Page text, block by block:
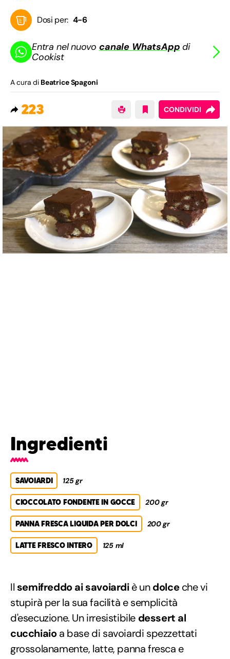
Dosi per: 4-6
Entra nel nuovocanale WhatsApp di
Cookist
A cura di Beatrice Spagoni
223 CONDIVIDI
Ingredienti
SAVOIARDI 125 gr
CIOCCOLATO FONDENTE IN GOCCE 200 gr
PANNA FRESCA LIQUIDA PER DOLCI 200 gr
LATTE FRESCO INTERO 125 ml
Il semifreddo ai savoiardiè undolceche vi
stupirà per la sua facilità e semplicità
d'esecuzione. Un irresistibile dessert al
cucchiaioa base di savoiardi spezzettati
grossolanamente, latte, panna fresca e